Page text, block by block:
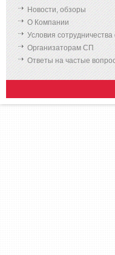
Новости, обзоры
О Компании
Условия сотрудничества
Организаторам СП
Ответы на частые